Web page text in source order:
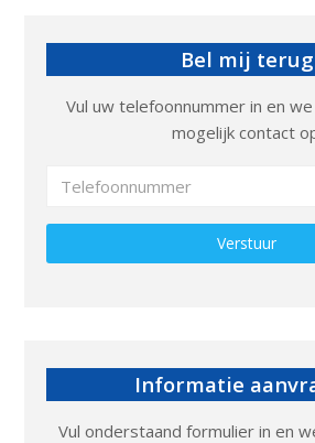
Bel mij terug
Vul uw telefoonnummer in en
mogelijk contact
Gelieve dit veld leeg te laten.
Informatie
Vul onderstaand formulier in en